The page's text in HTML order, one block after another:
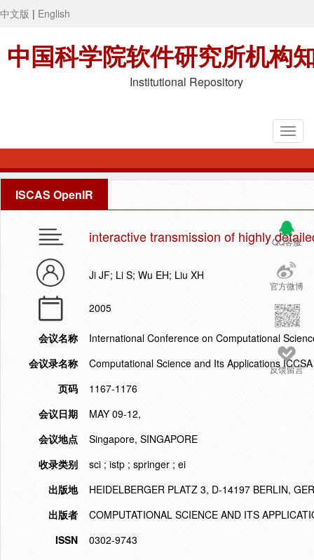
中文版 | English
中国科学院软件研究所机构
Institutional Repository
ISCAS OpenIR
QQ客服
官方微博
反馈留言
interactive transmission of highly
Ji JF; Li S; Wu EH; Liu XH
2005
会议名称
International Conference on Computational
会议录名称
Computational Science and Its Applications
页码
1167-1176
会议日期
MAY 09-12,
会议地点
Singapore, SINGAPORE
收录类别
sci ; istp ; springer ; ei
出版地
HEIDELBERGER PLATZ 3, D-14197 BERLIN,
出版者
COMPUTATIONAL SCIENCE AND ITS
ISSN
0302-9743